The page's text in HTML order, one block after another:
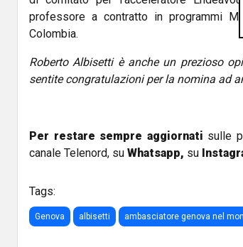
professore a contratto in programmi
Colombia.
Roberto Albisetti è anche un prezioso
sentite congratulazioni per la nomina ad
Per restare sempre aggiornati sulle
canale Telenord, su Whatsapp, su
Tags:
Genova albisetti ambasciatore genova nel